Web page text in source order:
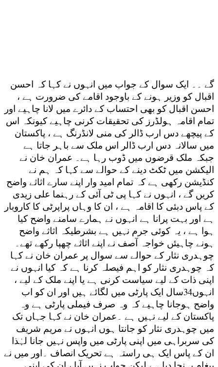
گے ۔۔ ایک سوال کے جواب میں انہوں نے کہا کہ احسن
اقبال کو وزیر ہونے کے باوجود اقامے کی ضرورت ہے ،
احسن اقبال کو بھی احتساب کے دائرے میں لانا چاہیے اور
تمام اقامہ ہولڈرز کی تحقیقات کرنی چاہیے کیونکہ اس
کے پیچھے دس ارب ڈالر کی منی لانڈرنگ ہے ، پاکستان
میں سالانہ دس ارب ڈالر اس ملک سے باہر جاتا ہے
جبکہ ملک قرضوں میں ڈوب رہا ہے۔ عمران خان نے
الیکشن میں ٹکٹ دینے کے حوالے سے کہا کہ ہم نے
کنڈیشن رکھی ہے کہ تمام امید وار اپنے سارے اثاثے واضح
کریں گے ، انہوں نے کہا پی ٹی آئی کے رہنما علی زیدی
کے پاس دبئی کا اقامہ ہے ، ان کا وہاں پراپرٹی کا کاروبار
ہے اور بہت پرانا ہے انہوں نے ہمارے سامنے واضح کیا
ہوا ہے ، یہ کوئی جرم نہیں ہے بشرطیکہ اثاثے واضح
ہونے چاہیئں خواجہ آصف نے اپنے اثاثے چھپا رکھے تھے۔
چوہدری نثار کے حوالے سے سوال پر عمران خان نے کہا
کہ چوہدری نثار کو اہم فیصلہ کرنا ہے کہ کیا انہوں نے
اپنی ذات کے لیے سیاست کرنی ہے یا اپنے ملک کے لیے ،
انہوں34سال ایک پارٹی میں لگائے ہیں اور ان کو اب
واضح ہوجانا چاہیے کہ وہ صرف فیملی پارٹی ہے وہ
پاکستان کے لیے نہیں ہے ۔عمران خان نے کہا جہاں تک
میں چوہدری نثار کو جانتا ہوں انہوں نے مریم شریف
کی سربراہی میں اپنی پارٹی میں واپس نہیں جانا لہٰذا
ان کے پاس ایک ہی راستہ ہے تحریک انصاف ۔اور میں نے